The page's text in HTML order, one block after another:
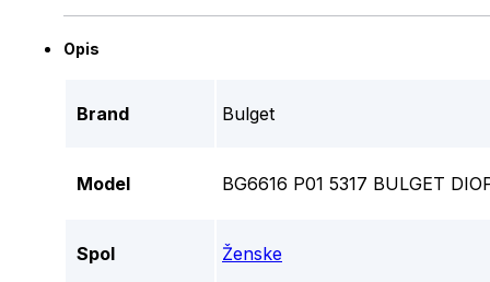
Opis
Brand Bulget
Model BG6616 P01 5317 BULGET
Spol Ženske